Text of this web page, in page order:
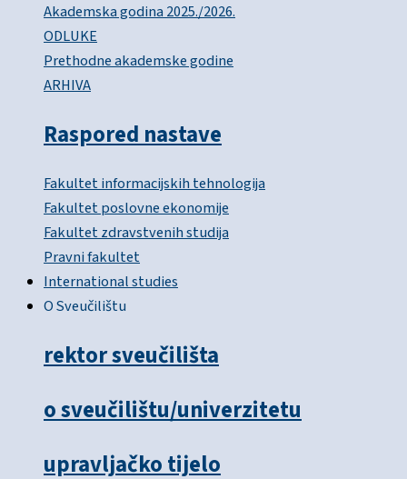
Akademska godina 2025./2026.
ODLUKE
Prethodne akademske godine
ARHIVA
Raspored nastave
Fakultet informacijskih tehnologija
Fakultet poslovne ekonomije
Fakultet zdravstvenih studija
Pravni fakultet
International studies
O Sveučilištu
rektor sveučilišta
o sveučilištu/univerzitetu
upravljačko tijelo